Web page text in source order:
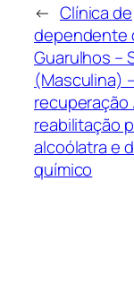
← Clínica de
dependente
Guarulhos –
(Masculina)
recuperação
reabilitação
alcoólatra e
químico